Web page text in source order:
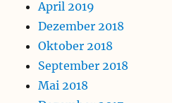
April 2019
Dezember 2018
Oktober 2018
September 2018
Mai 2018